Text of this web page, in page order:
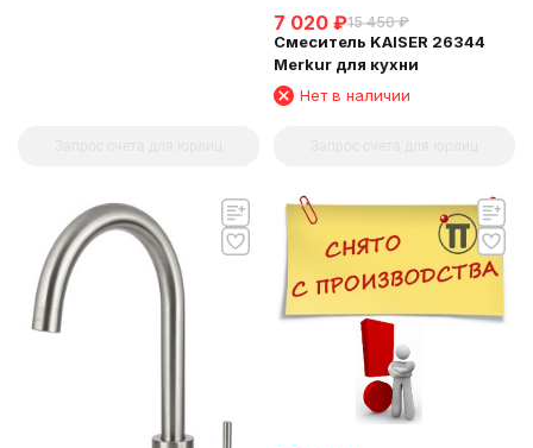
7 020 ₽15 450 ₽
Смеситель KAISER 26344
Merkur для кухни
Нет в наличии